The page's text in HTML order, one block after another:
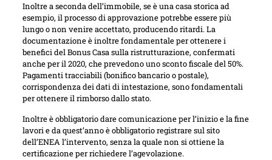
Inoltre a seconda dell’immobile, se è una casa storica ad
esempio, il processo di approvazione potrebbe essere più
lungo o non venire accettato, producendo ritardi. La
documentazione è inoltre fondamentale per ottenere i
benefici del Bonus Casa sulla ristrutturazione, confermati
anche per il 2020, che prevedono uno sconto fiscale del 50%.
Pagamenti tracciabili (bonifico bancario o postale),
corrispondenza dei dati di intestazione, sono fondamentali
per ottenere il rimborso dallo stato.
Inoltre è obbligatorio dare comunicazione per l’inizio e la fine
lavori e da quest’anno è obbligatorio registrare sul sito
dell’ENEA l’intervento, senza la quale non si ottiene la
certificazione per richiedere l’agevolazione.